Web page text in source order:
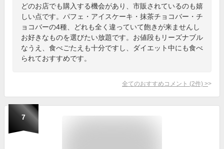
どのお店でも購入する機会があり、市販されているのも嬉
しい点です。パフェ・アイスケーキ・抹茶チョコバー・チ
ョコバーの4種、どれも全く違っていて飽きが来ませんし
お好きなものを選びたい放題です。お値段もリーズナブル
なうえ、食べごたえも十分ですし、ダイエット中にも食べ
られておすすめです。
全てのおすすめコメント (2件) >
7